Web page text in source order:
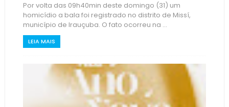
Por volta das 09h40min deste domingo (31) um
homicídio a bala foi registrado no distrito de Missí,
município de Irauçuba. O fato ocorreu na ...
LEIA MAIS